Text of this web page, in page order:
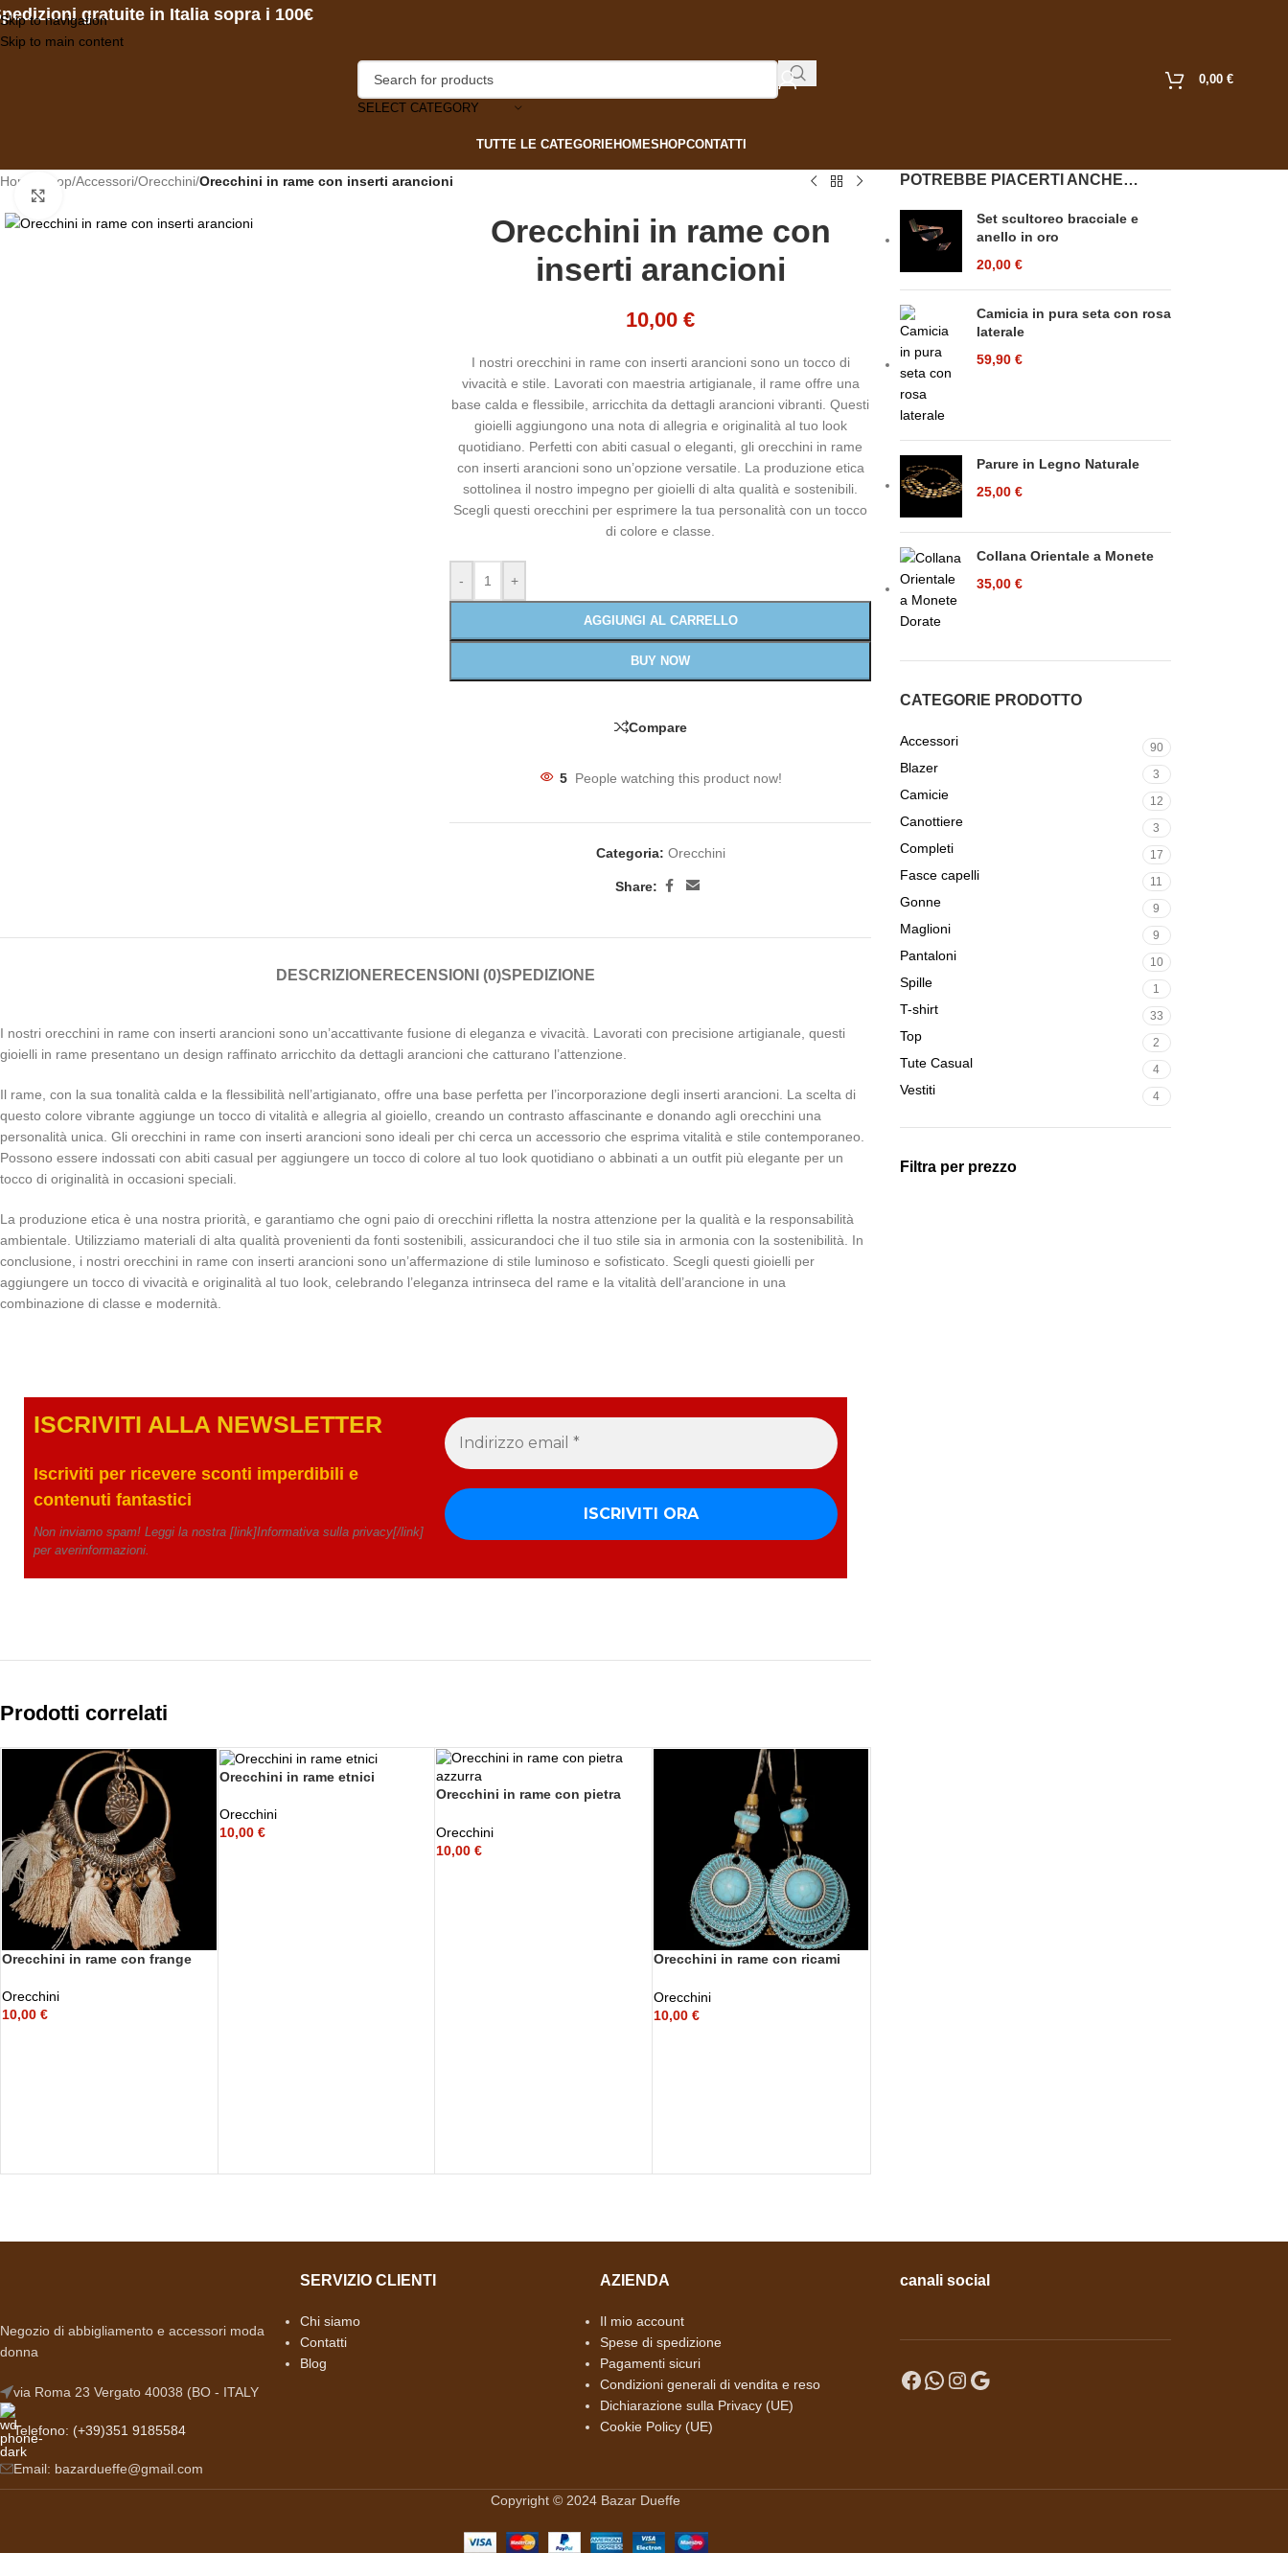
Skip to navigation
Skip to main content
gratuite in Italia sopra i 100€
SELECT CATEGORY
0,00 €
TUTTE LE CATEGORIEHOMESHOPCONTATTI
Home Shop/Accessori/Orecchini/Orecchini in rame con inserti arancioni
Orecchini in rame con
inserti arancioni
10,00€
I nostri orecchini in rame con inserti arancioni sono un tocco di
vivacità e stile. Lavorati con maestria artigianale, il rame offre una
base calda e flessibile, arricchita da dettagli arancioni vibranti. Questi
gioielli aggiungono una nota di allegria e originalità al tuo look
quotidiano. Perfetti con abiti casual o eleganti, gli orecchini in rame
con inserti arancioni sono un’opzione versatile. La produzione etica
sottolinea il nostro impegno per gioielli di alta qualità e sostenibili.
Scegli questi orecchini per esprimere la tua personalità con un tocco
di colore e classe.
- +
AGGIUNGI AL CARRELLO
BUY NOW
Compare
5 People watching this product now!
Categoria: Orecchini
Share:
DESCRIZIONE RECENSIONI (0)SPEDIZIONE
I nostri orecchini in rame con inserti arancioni sono un’accattivante fusione di eleganza e vivacità. Lavorati con precisione artigianale, questi
gioielli in rame presentano un design raffinato arricchito da dettagli arancioni che catturano l’attenzione.
Il rame, con la sua tonalità calda e la flessibilità nell’artigianato, offre una base perfetta per l’incorporazione degli inserti arancioni. La scelta di
questo colore vibrante aggiunge un tocco di vitalità e allegria al gioiello, creando un contrasto affascinante e donando agli orecchini una
personalità unica. Gli orecchini in rame con inserti arancioni sono ideali per chi cerca un accessorio che esprima vitalità e stile contemporaneo.
Possono essere indossati con abiti casual per aggiungere un tocco di colore al tuo look quotidiano o abbinati a un outfit più elegante per un
tocco di originalità in occasioni speciali.
La produzione etica è una nostra priorità, e garantiamo che ogni paio di orecchini rifletta la nostra attenzione per la qualità e la responsabilità
ambientale. Utilizziamo materiali di alta qualità provenienti da fonti sostenibili, assicurandoci che il tuo stile sia in armonia con la sostenibilità. In
conclusione, i nostri orecchini in rame con inserti arancioni sono un’affermazione di stile luminoso e sofisticato. Scegli questi gioielli per
aggiungere un tocco di vivacità e originalità al tuo look, celebrando l’eleganza intrinseca del rame e la vitalità dell’arancione in una
combinazione di classe e modernità.
ISCRIVITI ALLA NEWSLETTER
Iscriviti per ricevere sconti imperdibili e
contenuti fantastici
Non inviamo spam! Leggi la nostra [link]Informativa sulla privacy[/link]
per averinformazioni.
Prodotti correlati
Orecchini in rame con frange
Orecchini
10,00 €
Orecchini in rame etnici
Orecchini
10,00 €
Orecchini in rame con pietra
Orecchini
10,00€
Orecchini in rame con ricami
Orecchini
10,00€
POTREBBE PIACERTI ANCHE…
Set scultoreo bracciale e
anello in oro
20,00 €
Camicia in pura seta con rosa
laterale
59,90 €
Parure in Legno Naturale
25,00 €
Collana Orientale a Monete
35,00 €
CATEGORIE PRODOTTO
Accessori 90
Blazer 3
Camicie 12
Canottiere 3
Completi 17
Fasce capelli 11
Gonne 9
Maglioni 9
Pantaloni 10
Spille 1
T-shirt 33
Top 2
Tute Casual 4
Vestiti 4
Filtra per prezzo
Negozio di abbigliamento e accessori moda
donna
via Roma 23 Vergato 40038 (BO - ITALY
Telefono: (+39)351 9185584
Email: bazardueffe@gmail.com
SERVIZIO CLIENTI
Chi siamo
Contatti
Blog
AZIENDA
Il mio account
Spese di spedizione
Pagamenti sicuri
Condizioni generali di vendita e reso
Dichiarazione sulla Privacy (UE)
Cookie Policy (UE)
canali social
Copyright © 2024 Bazar Dueffe